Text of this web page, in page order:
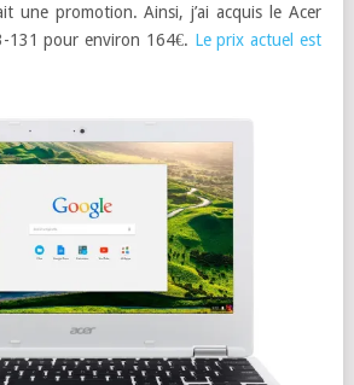
une promotion. Ainsi, j’ai acquis le Acer
131 pour environ 164€. Le prix actuel est